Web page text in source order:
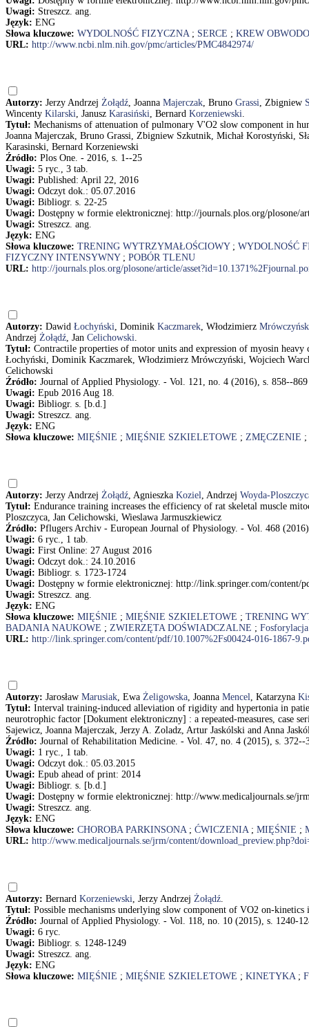
Uwagi: Streszcz. ang.
Język: ENG
Słowa kluczowe: WYDOLNOŚĆ FIZYCZNA; SERCE ; KREW
URL: http://www.ncbi.nlm.nih.gov/pmc/articles/PMC4842974/
Autorzy: Jerzy Andrzej Żołądź, Joanna Majerczak, Bruno Grassi, Zbigniew
Wincenty Kilarski, Janusz Karasiński, Bernard Korzeniewski.
Tytuł: Mechanisms of attenuation of pulmonary V'O2 slow component in
Joanna Majerczak, Bruno Grassi, Zbigniew Szkutnik, Michał Korostyński,
Karasinski, Bernard Korzeniewski
Źródło: Plos One. - 2016, s. 1--25
Uwagi: 5 ryc., 3 tab.
Uwagi: Published: April 22, 2016
Uwagi: Odczyt dok.: 05.07.2016
Uwagi: Bibliogr. s. 22-25
Uwagi: Dostępny w formie elektronicznej: http://journals.plos.org/plosone/
Uwagi: Streszcz. ang.
Język: ENG
Słowa kluczowe: TRENING WYTRZYMAŁOŚCIOWY; WYDOLNOŚĆ
FIZYCZNY INTENSYWNY; POBÓR TLENU
URL: http://journals.plos.org/plosone/article/
Autorzy: Dawid Łochyński, Dominik Kaczmarek, Włodzimierz
Andrzej Żołądź, Jan Celichowski.
Tytuł: Contractile properties of motor units and expression of myosin
Łochyński, Dominik Kaczmarek, Włodzimierz Mrówczyński, Wojciech
Celichowski
Źródło: Journal of Applied Physiology. - Vol. 121, no. 4 (2016), s. 858--869
Uwagi: Epub 2016 Aug 18.
Uwagi: Bibliogr. s. [b.d.]
Uwagi: Streszcz. ang.
Język: ENG
Słowa kluczowe: MIĘŚNIE ; MIĘŚNIE SZKIELETOWE ; ZMĘCZENIE ;
Autorzy: Jerzy Andrzej Żołądź, Agnieszka Koziel, Andrzej Woyda-
Tytuł: Endurance training increases the efficiency of rat skeletal muscle
Ploszczyca, Jan Celichowski, Wieslawa Jarmuszkiewicz
Źródło: Pflugers Archiv - European Journal of Physiology. - Vol. 468
Uwagi: 6 ryc., 1 tab.
Uwagi: First Online: 27 August 2016
Uwagi: Odczyt dok.: 24.10.2016
Uwagi: Bibliogr. s. 1723-1724
Uwagi: Dostępny w formie elektronicznej: http://link.springer.com/content/
Uwagi: Streszcz. ang.
Język: ENG
Słowa kluczowe: MIĘŚNIE ; MIĘŚNIE SZKIELETOWE ; TRENING
BADANIA NAUKOWE ; ZWIERZĘTA DOŚWIADCZALNE ;
URL: http://link.springer.com/content/pdf/10.1007%2Fs00424-016-1867-
Autorzy: Jarosław Marusiak, Ewa Żeligowska, Joanna Mencel, Katarzyna
Tytuł: Interval training-induced alleviation of rigidity and hypertonia in
neurotrophic factor [Dokument elektroniczny] : a repeated-measures, case
Sajewicz, Joanna Majerczak, Jerzy A. Zoladz, Artur Jaskólski and Anna
Źródło: Journal of Rehabilitation Medicine. - Vol. 47, no. 4 (2015), s. 372--
Uwagi: 1 ryc., 1 tab.
Uwagi: Odczyt dok.: 05.03.2015
Uwagi: Epub ahead of print: 2014
Uwagi: Bibliogr. s. [b.d.]
Uwagi: Dostępny w formie elektronicznej: http://www.medicaljournals.se/
Uwagi: Streszcz. ang.
Język: ENG
Słowa kluczowe: CHOROBA PARKINSONA; ĆWICZENIA; MIĘŚNIE ;
URL: http://www.medicaljournals.se/jrm/content/
Autorzy: Bernard Korzeniewski, Jerzy Andrzej Żołądź.
Tytuł: Possible mechanisms underlying slow component of VO2 on-
Źródło: Journal of Applied Physiology. - Vol. 118, no. 10 (2015), s. 1240-
Uwagi: 6 ryc.
Uwagi: Bibliogr. s. 1248-1249
Uwagi: Streszcz. ang.
Język: ENG
Słowa kluczowe: MIĘŚNIE ; MIĘŚNIE SZKIELETOWE ; KINETYKA;